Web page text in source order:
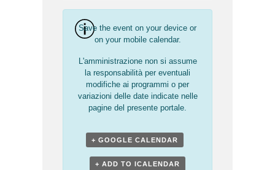
Save the event on your device or
on your mobile calendar.
L'amministrazione non si assume
la responsabilità per eventuali
modifiche ai programmi o per
variazioni delle date indicate nelle
pagine del presente portale.
+ GOOGLE CALENDAR
+ ADD TO ICALENDAR